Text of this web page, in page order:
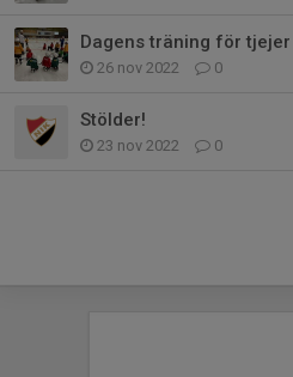
Dagens träning för tjejer
26 nov 2022 0
Stölder!
23 nov 2022 0